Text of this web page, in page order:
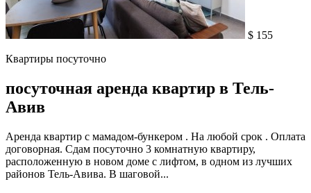
$ 155
Квартиры посуточно
посуточная аренда квартир в Тель-
Авив
Аренда квартир с мамадом-бункером . На любой срок . Оплата
договорная. Сдам посуточно 3 комнатную квартиру,
расположенную в новом доме с лифтом, в одном из лучших
районов Тель-Авива. В шаговой...